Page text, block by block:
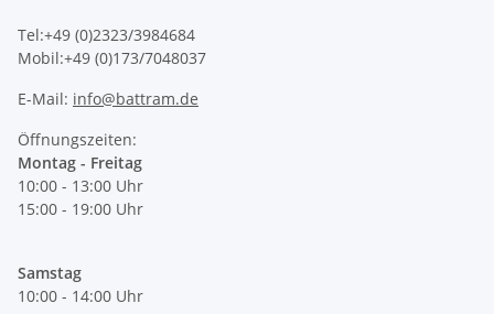
Tel:+49 (0)2323/3984684
Mobil:+49 (0)173/7048037
E-Mail: info@battram.de
Öffnungszeiten:
Montag - Freitag
10:00 - 13:00 Uhr
15:00 - 19:00 Uhr
Samstag
10:00 - 14:00 Uhr